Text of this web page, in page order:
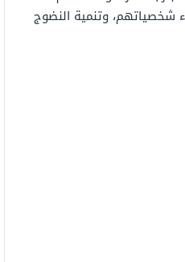
شخصياتهم، وتنمية النضوج